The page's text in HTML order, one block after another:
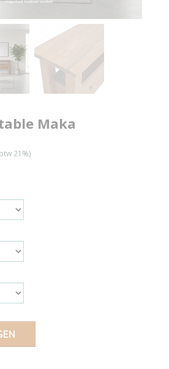
Maka
21%)